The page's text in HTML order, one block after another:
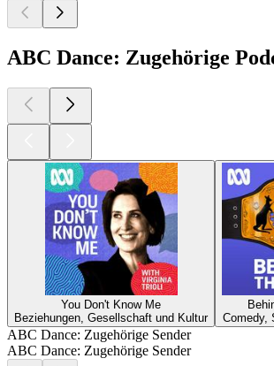
ABC Dance: Zugehörige
You Don't Know Me
Beziehungen, Gesellschaft und Kultur
Comedy,
ABC Dance: Zugehörige Sender
ABC Dance: Zugehörige Sender